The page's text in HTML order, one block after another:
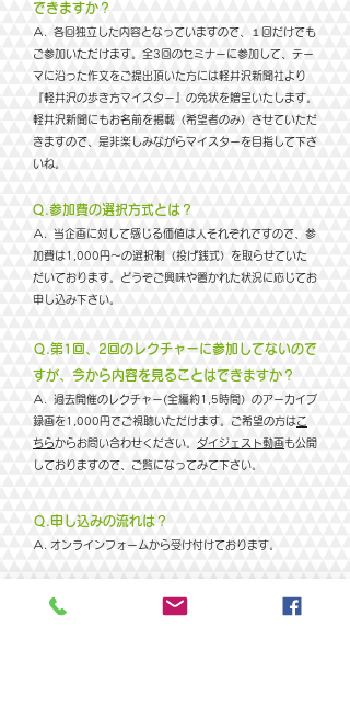
できますか？
​Ａ. 各回独立した内容となっていますので、１回だけでも
ご参加いただけます。全3回のセミナーに参加して、テー
マに沿った作文をご提出頂いた方には軽井沢新聞社より
『軽井沢の歩き方マイスター』の免状を贈呈いたします。
軽井沢新聞にもお名前を掲載（希望者のみ）させていただ
きますので、是非楽しみながらマイスターを目指して下さ
いね。
​Ｑ.参加費の選択方式とは？
​Ａ. 当企画に対して感じる価値は人それぞれですので、参
加費は1,000円～の選択制（投げ銭式）を取らせていた
だいております。どうぞご興味や置かれた状況に応じてお
申し込み下さい。
​Ｑ.第1回、2回のレクチャーに参加してないので
すが、今から内容を見ることはできますか？
​Ａ. 過去開催のレクチャー(全編約1,5時間）のアーカイブ
録画を1,000円でご視聴いただけます。ご希望の方はこ
ちらからお問い合わせください。 ダイジェスト動画も公開
しておりますので、ご覧になってみて下さい。
​Ｑ.申し込みの流れは？
​Ａ. オンラインフォームから受け付けております。